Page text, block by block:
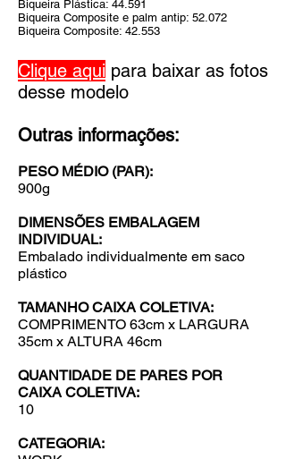
Biqueira Plástica: 44.591
Biqueira Composite e palm antip: 52.072
Biqueira Composite: 42.553
Clique aqui para baixar as fotos
desse modelo
Outras informações:
PESO MÉDIO (PAR):
900g
DIMENSÕES EMBALAGEM
INDIVIDUAL:
Embalado individualmente em saco
plástico
TAMANHO CAIXA COLETIVA:
COMPRIMENTO 63cm x LARGURA
35cm x ALTURA 46cm
QUANTIDADE DE PARES POR
CAIXA COLETIVA:
10
CATEGORIA: